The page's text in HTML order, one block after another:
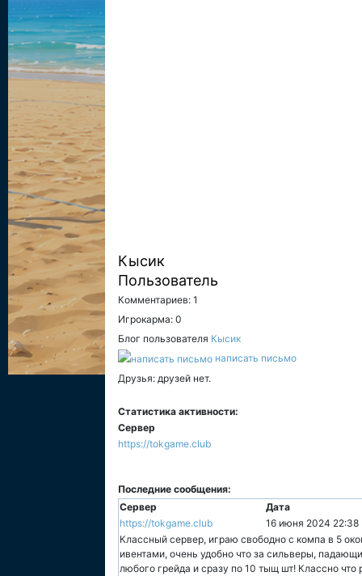
Кысик
Пользователь
Комментариев: 1
Игрокарма: 0
Блог пользователя Кысик
написать письмо
Друзья: друзей нет.
Статистика активности:
Сервер
https://tokgame.club
Последние сообщения:
Сервер
Дата
https://tokgame.club
16 июня 2024 22:38
Классный сервер, играю свободно с компа в 5
ивентами, очень удобно что за сильверы,
любого грейда и сразу по 10 тыщ шт! Классно что